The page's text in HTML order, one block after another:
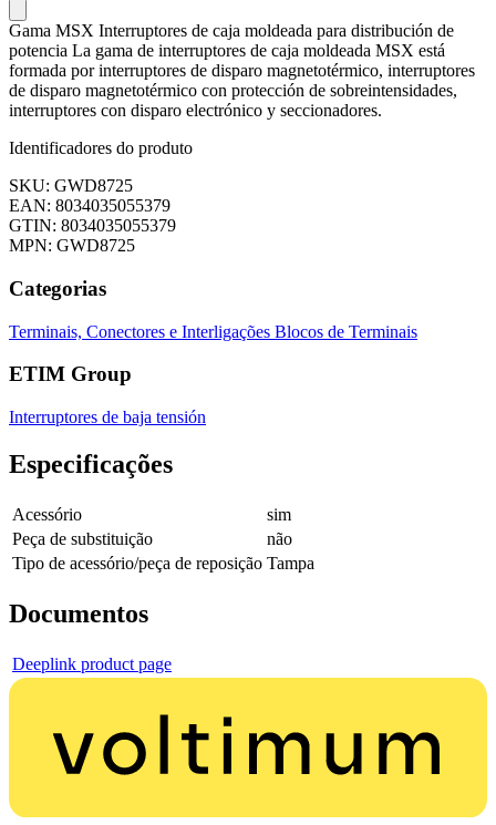
Gama MSX Interruptores de caja moldeada para distribución de
potencia La gama de interruptores de caja moldeada MSX está
formada por interruptores de disparo magnetotérmico, interruptores
de disparo magnetotérmico con protección de sobreintensidades,
interruptores con disparo electrónico y seccionadores.
Identificadores do produto
SKU: GWD8725
EAN: 8034035055379
GTIN: 8034035055379
MPN: GWD8725
Categorias
Terminais, Conectores e Interligações Blocos de Terminais
ETIM Group
Interruptores de baja tensión
Especificações
Acessório
sim
Peça de substituição
não
Tipo de acessório/peça de reposição Tampa
Documentos
Deeplink product page